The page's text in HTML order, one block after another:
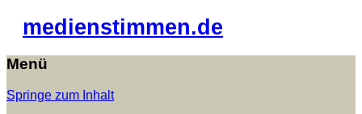
medienstimmen.de
Menü
Springe zum Inhalt